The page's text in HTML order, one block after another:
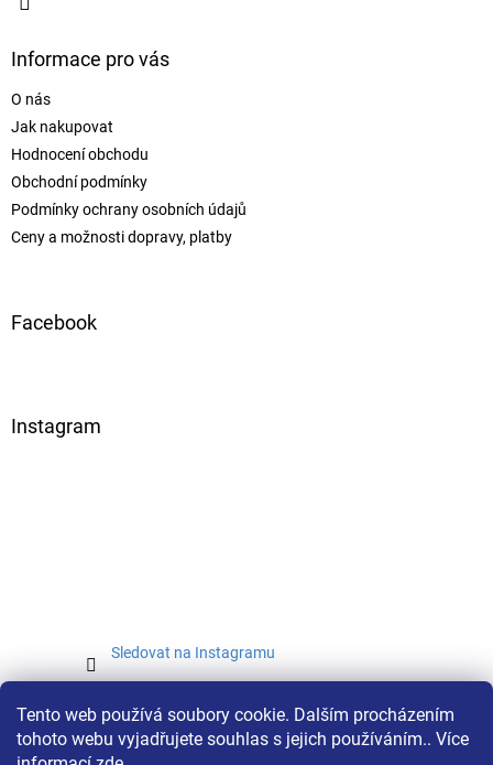
Tento web používá soubory cookie. Dalším procházením
tohoto webu vyjadřujete souhlas s jejich používáním.. Více
Informace pro vás
O nás
Jak nakupovat
Hodnocení obchodu
Obchodní podmínky
Podmínky ochrany osobních údajů
Ceny a možnosti dopravy, platby
Facebook
Instagram
Sledovat na Instagramu